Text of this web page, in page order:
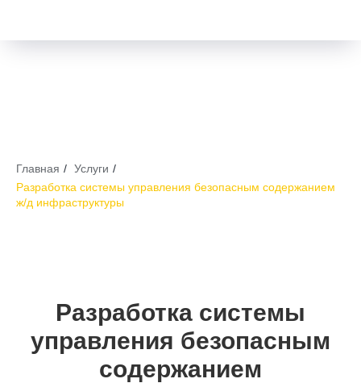
Главная / Услуги /
Разработка системы управления безопасным содержанием
ж/д инфраструктуры
Разработка системы
управления безопасным
содержанием